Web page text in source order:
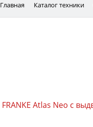
Главная Каталог техники